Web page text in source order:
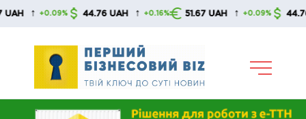
Skip
↑ +0.09% 44.76 UAH ↑ +0.16% 51.67 UAH ↑ +0.09% 44.76 UAH